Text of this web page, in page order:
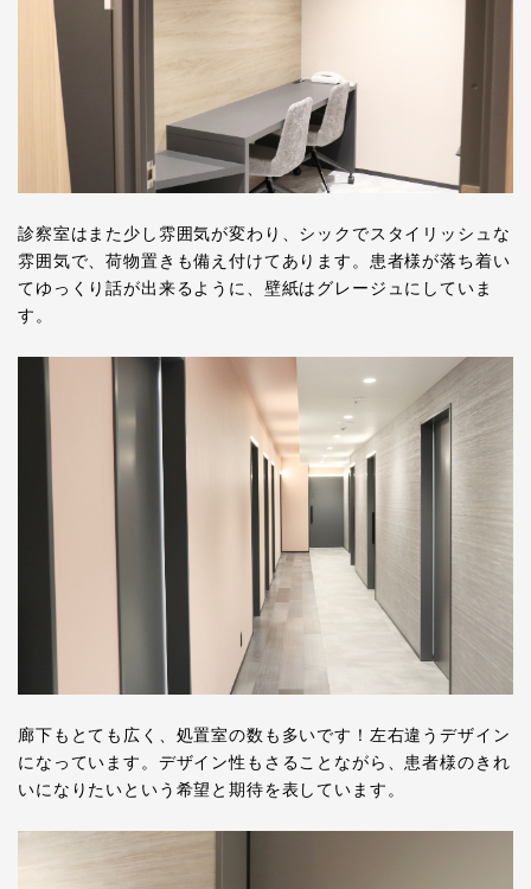
診察室はまた少し雰囲気が変わり、シックでスタイリッシュな
雰囲気で、荷物置きも備え付けてあります。患者様が落ち着い
てゆっくり話が出来るように、壁紙はグレージュにしていま
す。
廊下もとても広く、処置室の数も多いです！左右違うデザイン
になっています。デザイン性もさることながら、患者様のきれ
いになりたいという希望と期待を表しています。